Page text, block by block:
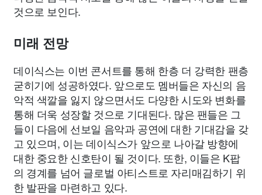
것으로 보인다.
미래 전망
데이식스는 이번 콘서트를 통해 한층 더 강력한 팬층
굳히기에 성공하였다. 앞으로도 멤버들은 자신의 음
악적 색깔을 잃지 않으면서도 다양한 시도와 변화를
통해 더욱 성장할 것으로 기대된다. 많은 팬들은 그
들이 다음에 선보일 음악과 공연에 대한 기대감을 갖
고 있으며, 이는 데이식스가 앞으로 나아갈 방향에
대한 중요한 신호탄이 될 것이다. 또한, 이들은 K팝
의 경계를 넘어 글로벌 아티스트로 자리매김하기 위
한 발판을 마련하고 있다.